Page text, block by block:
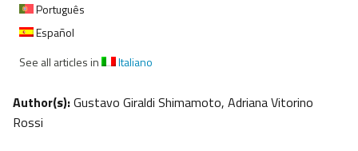
Português
Español
See all articles in
Italiano
Author(s):Gustavo Giraldi Shimamoto, Adriana Vitorino
Rossi